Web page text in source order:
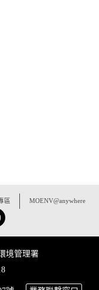
區 MOENV@anywhere
境管理署